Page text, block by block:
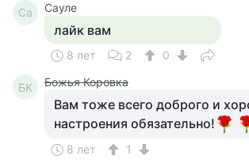
Са Сауле
лайк вам
8 лет 2 0
БК Божья Коровка
Вам тоже всего доброго и
настроения обязательно!
8 лет 1